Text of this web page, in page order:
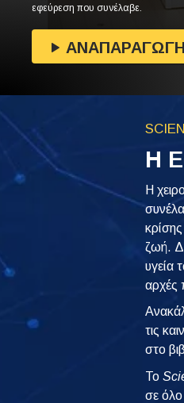
εφεύρεση που συνέλαβε.
ΑΝΑΠΑΡΑΓΩΓΗ
Η
Η
ζωή.
υγεία
αρχές
τις
στο
To
σε